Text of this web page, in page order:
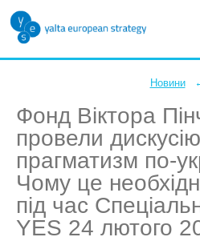
Новини
Фонд Віктора
провели
прагматизм по-
Чому це
під час
YES 24 лютого